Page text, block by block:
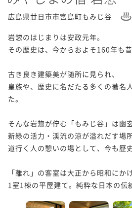
広島県廿日市市宮島町もみじ谷
岩惣のはじまりは安政元年。
その歴史は、今からおよそ160年も昔
古き良き建築美が随所に見られ、
皇族や、歴史に名だたる多くの著名
た。
そんな岩惣が佇む「もみじ谷」は幽
新緑の活力・渓流の涼が溢れだす場所
道行く人の憩いの場として、今も歴
「離れ」の客室は大正から昭和にか
1室1棟の平屋建て。純粋な日本の伝